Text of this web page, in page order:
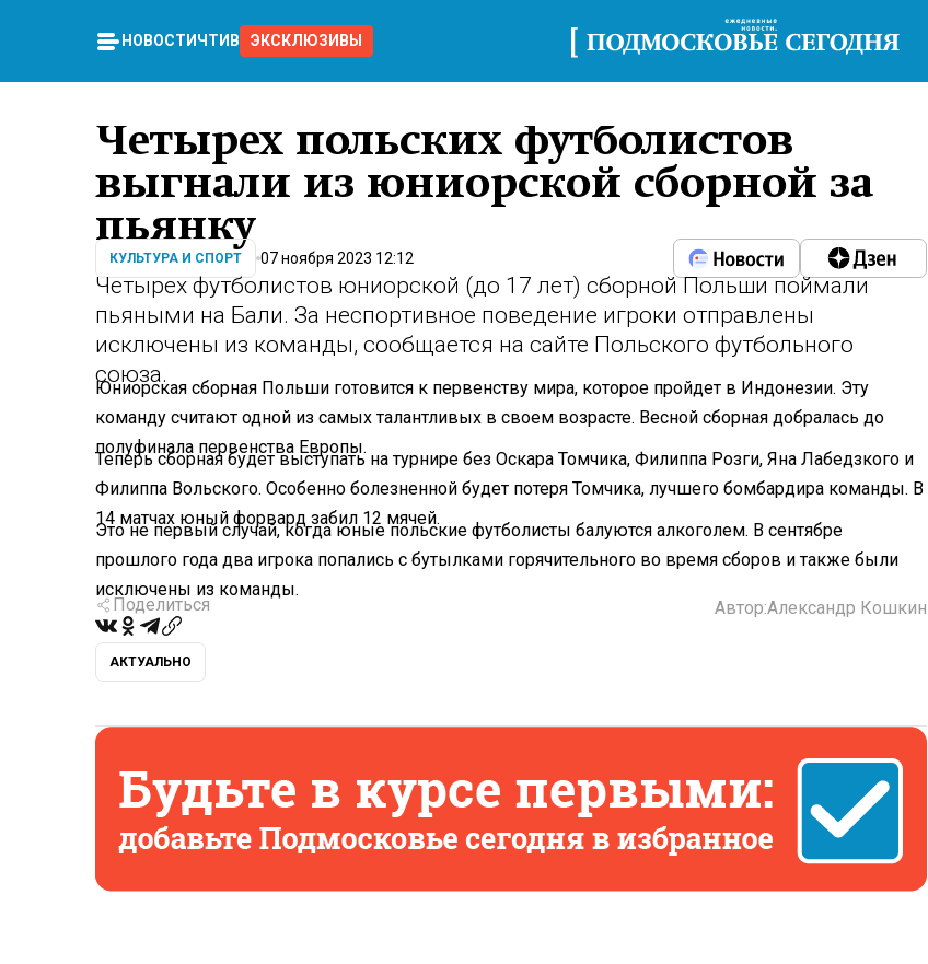
НОВОСТИ ЧТИВО ЭКСКЛЮЗИВЫ
Четырех польских футболистов
выгнали из юниорской сборной за
пьянку
КУЛЬТУРА И СПОРТ 07 ноября 2023 12:12
Четырех футболистов юниорской (до 17 лет) сборной Польши поймали
пьяными на Бали. За неспортивное поведение игроки отправлены
исключены из команды, сообщается на сайте Польского футбольного
союза.
Юниорская сборная Польши готовится к первенству мира, которое пройдет в Индонезии. Эту
команду считают одной из самых талантливых в своем возрасте. Весной сборная добралась до
полуфинала первенства Европы.
Теперь сборная будет выступать на турнире без Оскара Томчика, Филиппа Розги, Яна Лабедзкого и
Филиппа Вольского. Особенно болезненной будет потеря Томчика, лучшего бомбардира команды. В
14 матчах юный форвард забил 12 мячей.
Это не первый случай, когда юные польские футболисты балуются алкоголем. В сентябре
прошлого года два игрока попались с бутылками горячительного во время сборов и также были
исключены из команды.
Поделиться Автор:Александр Кошкин
АКТУАЛЬНО